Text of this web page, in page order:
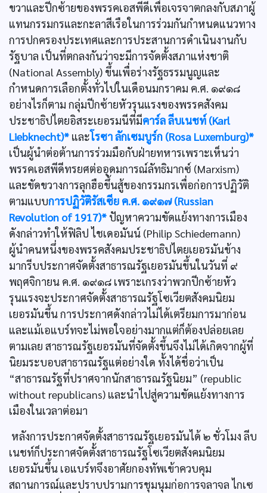
ขวาและปีกซ้ายของพรรคเอสพีดีเพื่อเจรจาตกลงกับสภาผู้
แทนกรรมกรและกะลาสีเรือในการร่วมกันกำหนดแนวทาง
การปกครองประเทศและการประสานการดำเนินงานกับ
รัฐบาล เป็นที่ตกลงกันว่าจะมีการจัดตั้งสภาแห่งชาติ
(National Assembly) ขึ้นเพื่อร่างรัฐธรรมนูญและ
กำหนดการเลือกตั้งทั่วไปในเดือนมกราคม ค.ศ. ๑๙๑๘
อย่างไรก็ตาม กลุ่มปีกซ้ายหัวรุนแรงของพรรคสังคม
ประชาธิปไตยอิสระเยอรมนีที่มีคาร์ล ลีบเนชท์ (Karl
Liebknecht)* และโรซา ลักเซมบูร์ก (Rosa Luxemburg)*
เป็นผู้นำต่อต้านการร่วมมือกับฝ่ายทหารเพราะเห็นว่า
พรรคเอสพีดีทรยศต่ออุดมการณ์ลัทธิมากซ์ (Marxism)
และขัดขวางการลุกฮือขึ้นสู้ของกรรมกรเพื่อก่อการปฏิวัติ
ตามแบบการปฏิวัติรัสเซีย ค.ศ. ๑๙๑๗ (Russian
Revolution of 1917)* ปัญหาความขัดแย้งทางการเมือง
ดังกล่าวทำให้ฟิลิป ไชเดอมันน์ (Philip Schiedemann)
ผู้นำคนหนึ่งของพรรคสังคมประชาธิปไตยเยอรมันข้าง
มากรีบประกาศจัดตั้งสาธารณรัฐเยอรมันขึ้นในวันที่ ๙
พฤศจิกายน ค.ศ. ๑๙๑๘ เพราะเกรงว่าพวกปีกซ้ายหัว
รุนแรงจะประกาศจัดตั้งสาธารณรัฐโซเวียตสังคมนิยม
เยอรมันขึ้น การประกาศดังกล่าวไม่ได้เตรียมการมาก่อน
และแม้เอแบร์ทจะไม่พอใจอย่างมากแต่ก็ต้องปล่อยเลย
ตามเลย สาธารณรัฐเยอรมันที่จัดตั้งขึ้นจึงไม่ได้เกิดจากผู้ที่
นิยมระบอบสาธารณรัฐแต่อย่างใด ทั้งได้ชื่อว่าเป็น
“สาธารณรัฐที่ปราศจากนักสาธารณรัฐนิยม” (republic
without republicans) และนำไปสู่ความขัดแย้งทางการ
เมืองในเวลาต่อมา
หลังการประกาศจัดตั้งสาธารณรัฐเยอรมันได้ ๒ ชั่วโมง ลีบ
เนชท์ก็ประกาศจัดตั้งสาธารณรัฐโซเวียตสังคมนิยม
เยอรมันขึ้น เอแบร์ทจึงอาศัยกองทัพเข้าควบคุม
สถานการณ์และปราบปรามการชุมนุมก่อการจลาจล ไกเซ